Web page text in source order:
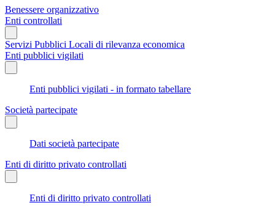
Benessere organizzativo
Enti controllati
Servizi Pubblici Locali di rilevanza economica
Enti pubblici vigilati
Enti pubblici vigilati - in formato tabellare
Società partecipate
Dati società partecipate
Enti di diritto privato controllati
Enti di diritto privato controllati